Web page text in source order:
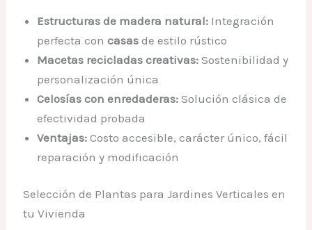
Estructuras de madera natural: Integración
perfecta concasas de estilo rústico
Macetas recicladas creativas: Sostenibilidad y
personalización única
Celosías con enredaderas: Solución clásica de
efectividad probada
Ventajas: Costo accesible, carácter único, fácil
reparación y modificación
Selección de Plantas para Jardines Verticales en
tu Vivienda